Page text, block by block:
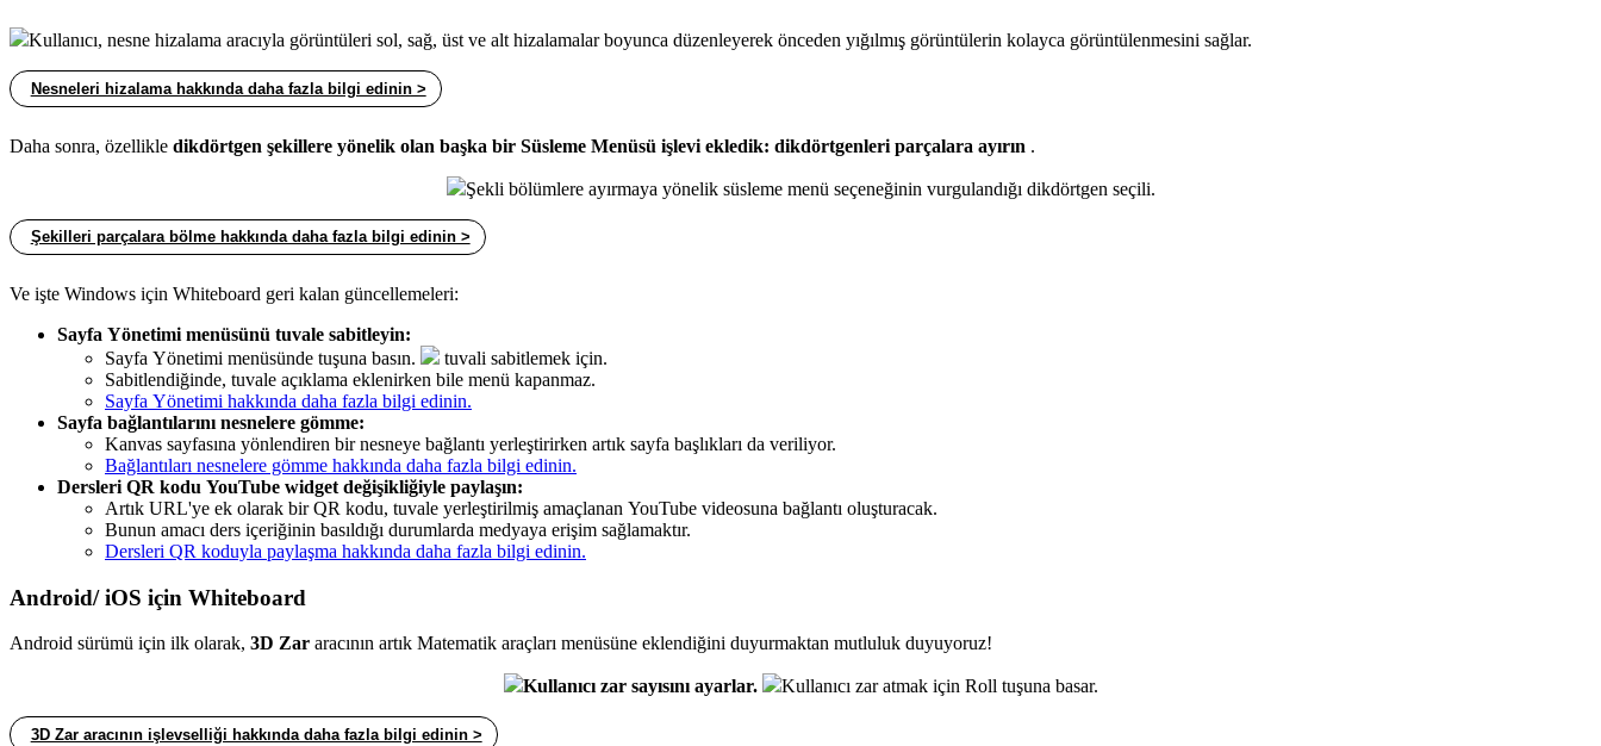
Kullanıcı, nesne hizalama aracıyla görüntüleri sol, sağ, üst ve alt hizalamalar boyunca düzenleyerek önceden yığılmış görüntülerin kolayca görüntülenmesini sağlar.
Nesneleri hizalama hakkında daha fazla bilgi edinin >
Daha sonra, özellikle dikdörtgen şekillere yönelik olan başka bir Süsleme Menüsü işlevi ekledik: dikdörtgenleri parçalara ayırın .
Şekli bölümlere ayırmaya yönelik süsleme menü seçeneğinin vurgulandığı dikdörtgen seçili.
Şekilleri parçalara bölme hakkında daha fazla bilgi edinin >
Ve işte Windows için Whiteboard geri kalan güncellemeleri:
Sayfa Yönetimi menüsünü tuvale sabitleyin:
Sayfa Yönetimi menüsünde tuşuna basın.
tuvali sabitlemek için.
Sabitlendiğinde, tuvale açıklama eklenirken bile menü kapanmaz.
Sayfa Yönetimi hakkında daha fazla bilgi edinin.
Sayfa bağlantılarını nesnelere gömme:
Kanvas sayfasına yönlendiren bir nesneye bağlantı yerleştirirken artık sayfa başlıkları da veriliyor.
Bağlantıları nesnelere gömme hakkında daha fazla bilgi edinin.
Dersleri QR kodu YouTube widget değişikliğiyle paylaşın:
Artık URL'ye ek olarak bir QR kodu, tuvale yerleştirilmiş amaçlanan YouTube videosuna bağlantı oluşturacak.
Bunun amacı ders içeriğinin basıldığı durumlarda medyaya erişim sağlamaktır.
Dersleri QR koduyla paylaşma hakkında daha fazla bilgi edinin.
Android/ iOS için Whiteboard
Android sürümü için ilk olarak, 3D Zar aracının artık Matematik araçları menüsüne eklendiğini duyurmaktan mutluluk duyuyoruz!
Kullanıcı zar sayısını ayarlar. Kullanıcı zar atmak için Roll tuşuna basar.
3D Zar aracının işlevselliği hakkında daha fazla bilgi edinin >